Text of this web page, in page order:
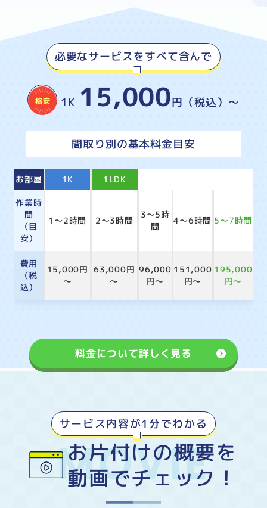
必要なサービスをすべて含んで
1K 15,000円（税込）～
間取り別の基本料金目安
お部屋 1K 1LDK
作業時
間
（目
安）
1～2時間 2～3時間
3～5時
間
4～6時間 5～7時間
費用
（税
込）
15,000円
～
63,000円
～
96,000
円～
151,000
円～
195,000
円～
料金について詳しく見る
サービス内容が1分でわかる
お片付けの概要を
動画でチェック！